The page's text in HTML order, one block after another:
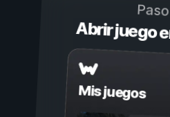
Abrir juego
Mis juegos